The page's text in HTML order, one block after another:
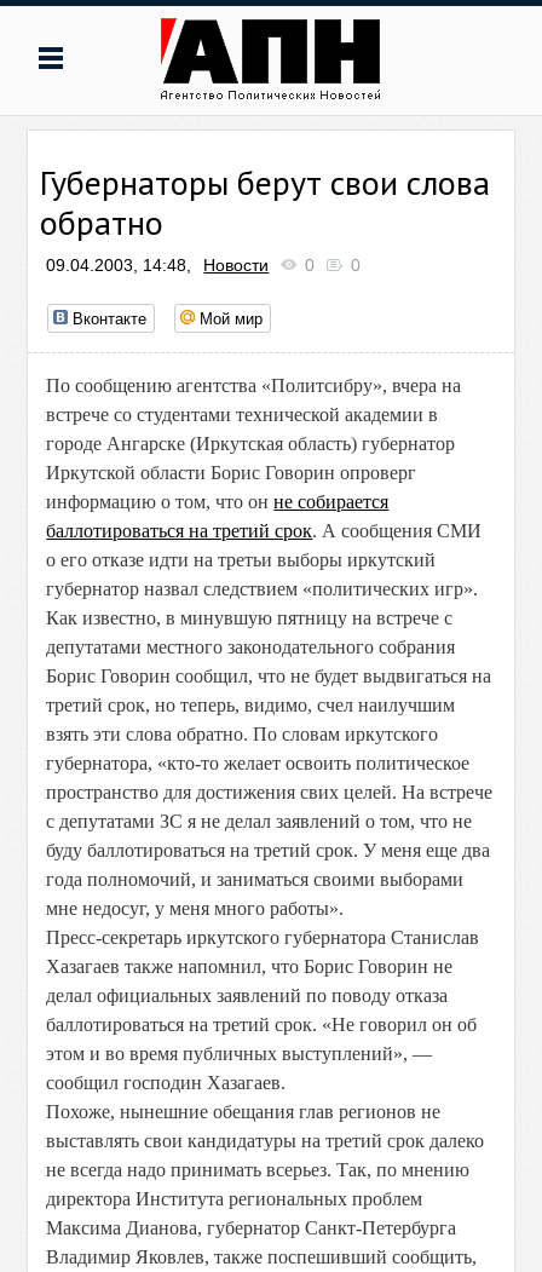
Губернаторы берут свои слова
обратно
09.04.2003, 14:48, Новости 0 0
Вконтакте Мой мир
По сообщению агентства «Политсибру», вчера на
встрече со студентами технической академии в
городе Ангарске (Иркутская область) губернатор
Иркутской области Борис Говорин опроверг
информацию о том, что онне собирается
баллотироваться на третий срок. А сообщения СМИ
о его отказе идти на третьи выборы иркутский
губернатор назвал следствием «политических игр».
Как известно, в минувшую пятницу на встрече с
депутатами местного законодательного собрания
Борис Говорин сообщил, что не будет выдвигаться на
третий срок, но теперь, видимо, счел наилучшим
взять эти слова обратно. По словам иркутского
губернатора, «кто-то желает освоить политическое
пространство для достижения свих целей. На встрече
с депутатами ЗС я не делал заявлений о том, что не
буду баллотироваться на третий срок. У меня еще два
года полномочий, и заниматься своими выборами
мне недосуг, у меня много работы».
Пресс-секретарь иркутского губернатора Станислав
Хазагаев также напомнил, что Борис Говорин не
делал официальных заявлений по поводу отказа
баллотироваться на третий срок. «Не говорил он об
этом и во время публичных выступлений», —
сообщил господин Хазагаев.
Похоже, нынешние обещания глав регионов не
выставлять свои кандидатуры на третий срок далеко
не всегда надо принимать всерьез. Так, по мнению
директора Института региональных проблем
Максима Дианова, губернатор Санкт-Петербурга
Владимир Яковлев, также поспешивший сообщить,